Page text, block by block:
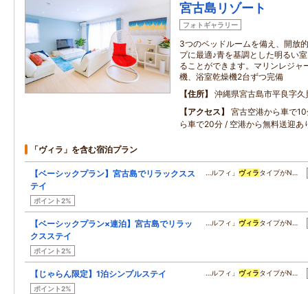
宮古島リゾート
フォトギャラリー
3つのベッドルームを備え、開放
プに最適♪青を基調とした明るい
ることができます。マリンレジャ
機、浴室乾燥機2台ずつ完備
住所
沖縄県宮古島市平良字久
アクセス
宮古空港から車で
ら車で20分 / 空港から無料送迎あ
「ヴィラ」を含む宿泊プラン
【ベーシックプラン】宮古島でリラックスス
テイ
ポイント2%
…ルフィ」 ヴィラタイプがN…
【ベーシックプラン×連泊】宮古島でリラッ
クスステイ
ポイント2%
…ルフィ」 ヴィラタイプがN…
【じゃらん限定】1泊シンプルステイ
ポイント2%
…ルフィ」 ヴィラタイプがN…